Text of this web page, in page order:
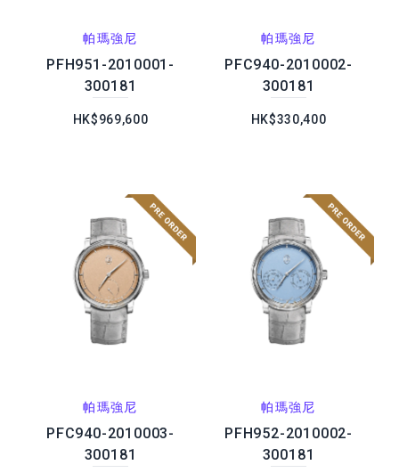
帕瑪強尼
PFH951-2010001-
300181
HK$969,600
帕瑪強尼
PFC940-2010002-
300181
HK$330,400
帕瑪強尼
PFC940-2010003-
300181
帕瑪強尼
PFH952-2010002-
300181